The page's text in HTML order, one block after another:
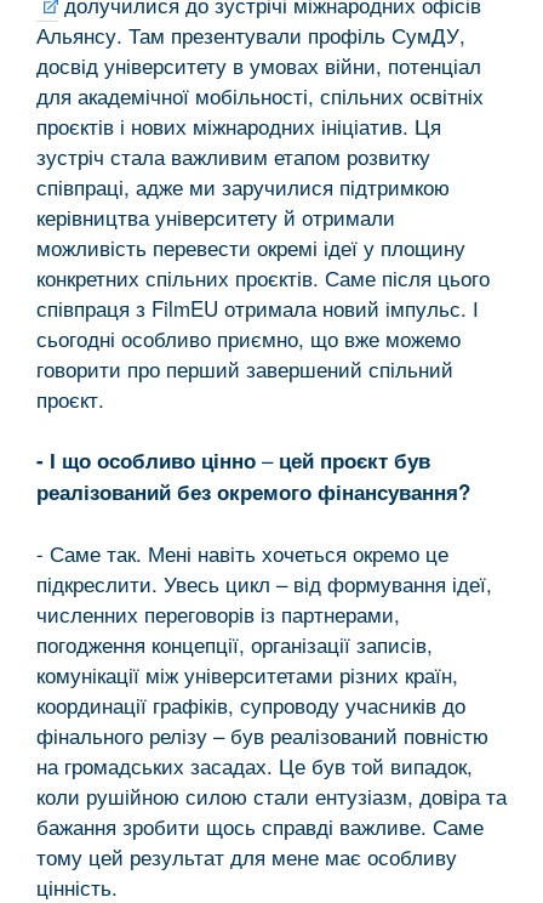
Альянсу. Там презентували профіль СумДУ,
досвід університету в умовах війни, потенціал
для академічної мобільності, спільних освітніх
проєктів і нових міжнародних ініціатив. Ця
зустріч стала важливим етапом розвитку
співпраці, адже ми заручилися підтримкою
керівництва університету й отримали
можливість перевести окремі ідеї у площину
конкретних спільних проєктів. Саме після цього
співпраця з FilmEU отримала новий імпульс. І
сьогодні особливо приємно, що вже можемо
говорити про перший завершений спільний
проєкт.
- І що особливо цінно –цей проєкт був
реалізований без окремого фінансування?
- Саме так. Мені навіть хочеться окремо це
підкреслити. Увесь цикл – від формування ідеї,
численних переговорів із партнерами,
погодження концепції, організації записів,
комунікації між університетами різних країн,
координації графіків, супроводу учасників до
фінального релізу – був реалізований повністю
на громадських засадах. Це був той випадок,
коли рушійною силою стали ентузіазм, довіра та
бажання зробити щось справді важливе. Саме
тому цей результат для мене має особливу
цінність.